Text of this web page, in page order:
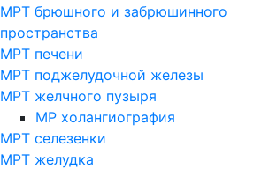
МРТ брюшного и забрюшинного
пространства
МРТ печени
МРТ поджелудочной железы
МРТ желчного пузыря
МР холангиография
МРТ селезенки
МРТ желудка